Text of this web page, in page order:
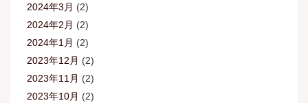
2024年3月 (2)
2024年2月 (2)
2024年1月 (2)
2023年12月 (2)
2023年11月 (2)
2023年10月 (2)